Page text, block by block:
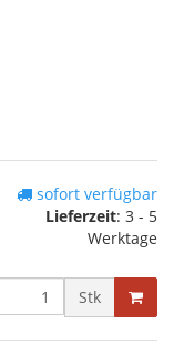
sofort verfügbar
Lieferzeit: 3 - 5
Werktage
Stk